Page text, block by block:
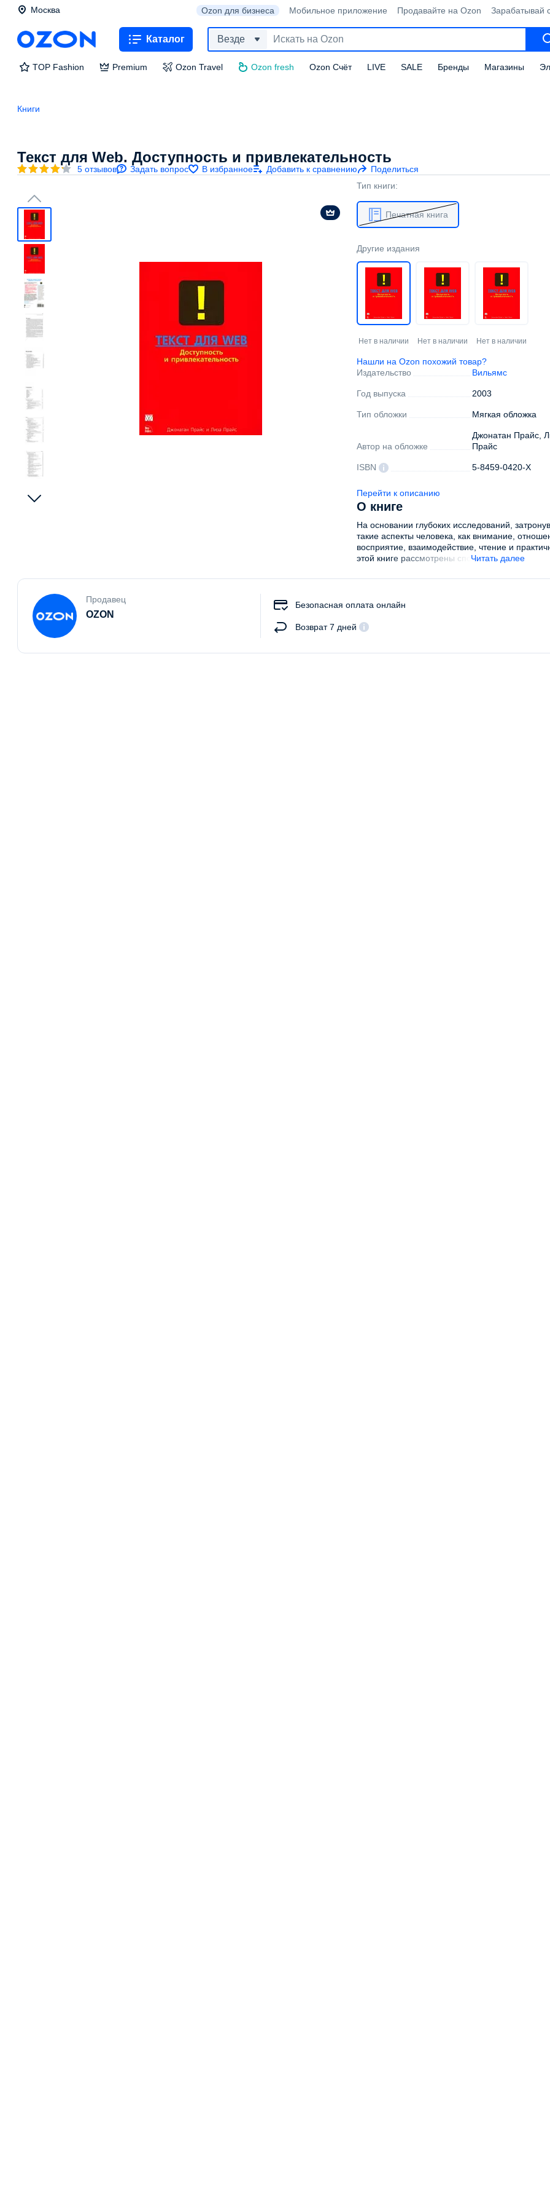
Москва Ozon для бизнеса Мобильное приложение Продавайте на Ozon Зарабатывай
Каталог Везде
TOP Fashion
Premium Ozon Travel Ozon fresh Ozon Счёт LIVE SALE Бренды Магазины
Книги
Текст для Web. Доступность и привлекательность
5 отзывов Задать вопрос В избранное Добавить к сравнению Поделиться
Тип книги:
Печатная книга
Другие издания
Нет в наличии Нет в наличии Нет в наличии
Нашли на Ozon похожий товар?
Издательство
Вильямс
Год выпуска 2003
Тип обложки Мягкая обложка
Автор на обложке
Джонатан Прайс,
Прайс
ISBN 5-8459-0420-X
Перейти к описанию
О книге
На основании глубоких исследований,
такие аспекты человека, как внимание,
восприятие, взаимодействие, чтение и
этой книге рассмотрены способы создания
Читать далее
Продавец
OZON
Безопасная оплата онлайн
Возврат 7 дней